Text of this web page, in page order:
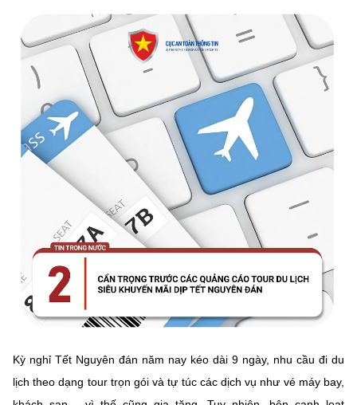
Kỳ nghỉ Tết Nguyên đán năm nay kéo dài 9 ngày, nhu cầu đi du
lịch theo dạng tour trọn gói và tự túc các dịch vụ như vé máy bay,